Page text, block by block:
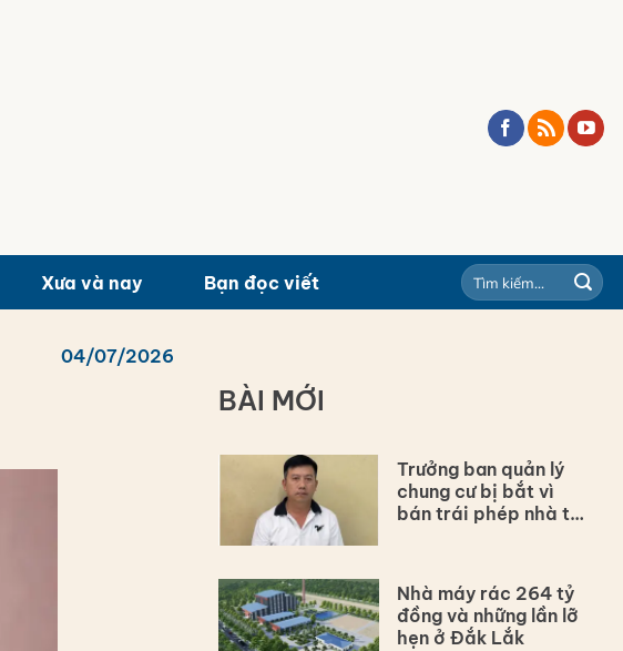
Xưa và nay Bạn đọc viết
04/07/2026
BÀI MỚI
Trưởng ban quản lý
chung cư bị bắt vì
bán trái phép nhà tái
Nhà máy rác 264 tỷ
đồng và những lần lỡ
hẹn ở Đắk Lắk